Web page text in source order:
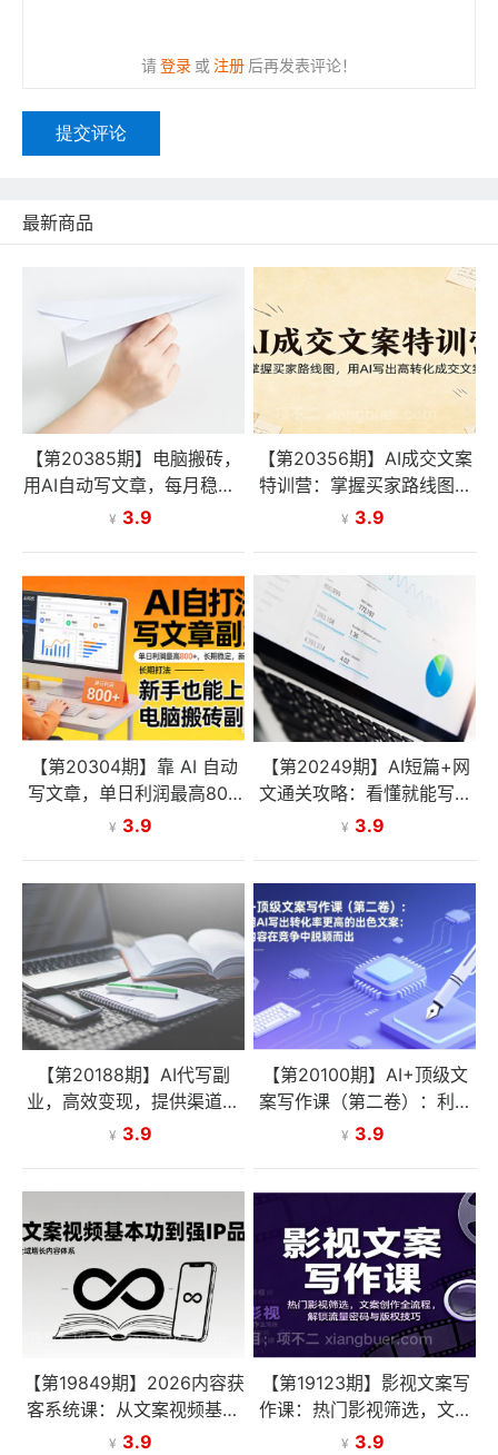
请登录 或 注册 后再发表评论！
提交评论
最新商品
【第20385期】电脑搬砖，
用AI自动写文章，每月稳赚1
-2W，免费提供接单渠道，
¥ 3.9
【第20356期】AI成交文案
特训营：掌握买家路线图，
用AI写出高转化成交文案
¥ 3.9
【第20304期】靠 AI 自动
写文章，单日利润最高800
+，长期打法，新手也能上
¥ 3.9
【第20249期】AI短篇+网
文通关攻略：看懂就能写、
写完就能过稿，让写作变现
¥ 3.9
【第20188期】AI代写副
业，高效变现，提供渠道，
永不失业副业兼职 全职月入
¥ 3.9
【第20100期】AI+顶级文
案写作课（第二卷）：利用
AI写出转化率更高的出色文
¥ 3.9
【第19849期】2026内容获
客系统课：从文案视频基本
功到强IP品牌，构建全域增
¥ 3.9
【第19123期】影视文案写
作课：热门影视筛选，文案
创作全流程，解锁流量密码
¥ 3.9